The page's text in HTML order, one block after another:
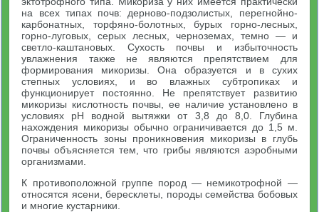
на всех типах почв: дерново-подзолистых, перегнойно-
карбонатных, торфяно-болотных, бурых горно-лесных,
горно-луговых, серых лесных, черноземах, темно — и
светло-каштановых. Сухость почвы и избыточность
увлажнения также не являются препятствием для
формирования микоризы. Она образуется и в сухих
степных условиях, и во влажных субтропиках и
функционирует постоянно. Не препятствует развитию
микоризы кислотность почвы, ее наличие установлено в
условиях pH водной вытяжки от 3,8 до 8,0. Глубина
нахождения микоризы обычно ограничивается до 1,5 м.
Ограниченность зоны проникновения микоризы в глубь
почвы объясняется тем, что грибы являются аэробными
организмами.
К противоположной группе пород — немикотрофной —
относятся ясени, бересклеты, породы семейства бобовых
и многие кустарники.